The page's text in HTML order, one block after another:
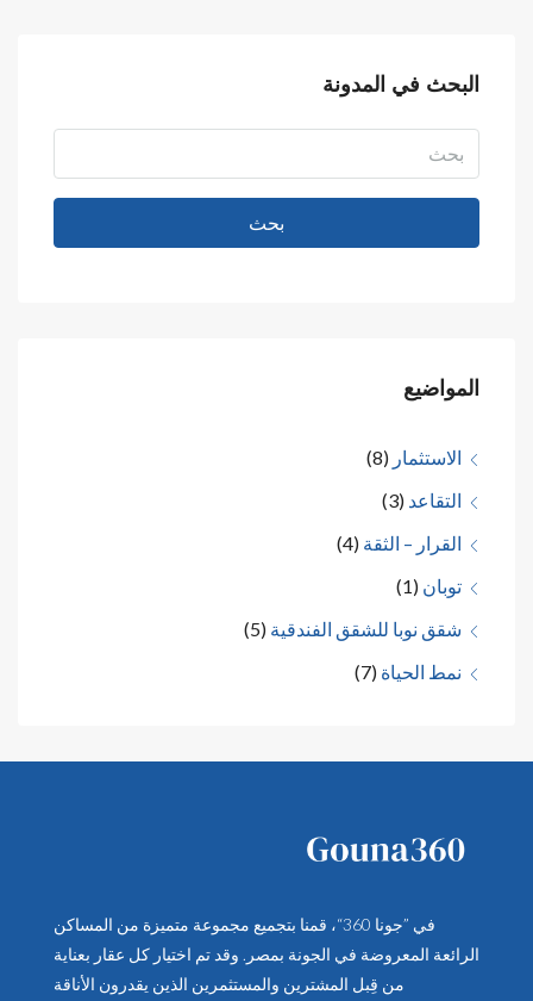
البحث في المدونة
بحث
المواضيع
الاستثمار (8)
التقاعد (3)
القرار – الثقة (4)
توبان (1)
شقق نوبا للشقق الفندقية (5)
نمط الحياة (7)
في ”جونا 360“، قمنا بتجميع مجموعة متميزة من المساكن
الرائعة المعروضة في الجونة بمصر. وقد تم اختيار كل عقار بعناية
من قِبل المشترين والمستثمرين الذين يقدرون الأناقة